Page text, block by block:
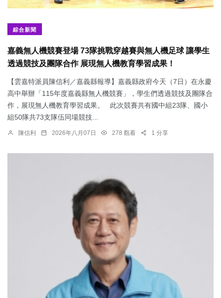
綜合新聞
嘉義無人機競賽登場 73隊挑戰穿越賽與無人機足球 讓學生
透過競技及團隊合作 展現無人機教育學習成果！
【雲嘉特派員陳信利／嘉義縣報導】嘉義縣政府今天（7日）在永慶
高中舉辦「115年度嘉義縣無人機競賽」，學生們透過競技及團隊合
作，展現無人機教育學習成果。 此次競賽共有國中組23隊、國小
組50隊共73支隊伍同場競技...
陳信利 2026年八月07日 278 觀看 1 分享